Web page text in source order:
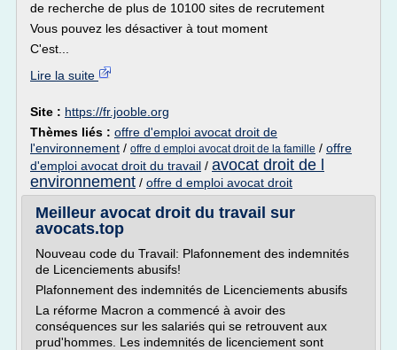
de recherche de plus de 10100 sites de recrutement
Vous pouvez les désactiver à tout moment
C'est...
Lire la suite
Site : https://fr.jooble.org
Thèmes liés : offre d'emploi avocat droit de
l'environnement / offre d emploi avocat droit de la famille / offre
d'emploi avocat droit du travail / avocat droit de l
environnement / offre d emploi avocat droit
Meilleur avocat droit du travail sur
avocats.top
Nouveau code du Travail: Plafonnement des indemnités
de Licenciements abusifs!
Plafonnement des indemnités de Licenciements abusifs
La réforme Macron a commencé à avoir des
conséquences sur les salariés qui se retrouvent aux
prud'hommes. Les indemnités de licenciement sont